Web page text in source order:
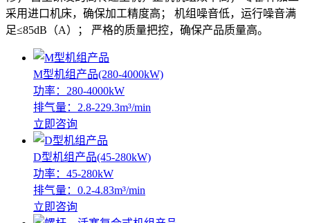
M型机组产品(280-4000kW)
功率：280-4000kW
排气量：2.8-229.3m³/min
立即咨询
D型机组产品(45-280kW)
功率：45-280kW
排气量：0.2-4.83m³/min
立即咨询